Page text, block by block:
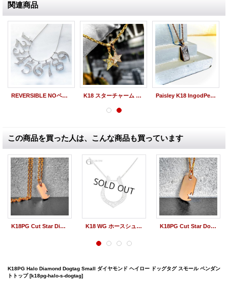
関連商品
REVERSIBLE NOペンダント ダイヤモンド K18 スターチャーム MINI パヴェダイヤモンド PG/YG/WG Paisley K18 IngodPendant, ペイズリー インゴットペンダント
この商品を買った人は、こんな商品も買っています
K18PG Cut Star Diamond Dogtag Small カットスター ダイヤモンド ドッグタグ スモール ペンダントトップ K18 WG ホースシュー ペンダント ダイヤモンド K18PG Cut Star Dogtag Large カットスター ドッグタグ ラージ ペンダントトップ
K18PG Halo Diamond Dogtag Small ダイヤモンド ヘイロー ドッグタグ スモール ペンダン
トトップ[k18pg-halo-s-dogtag]